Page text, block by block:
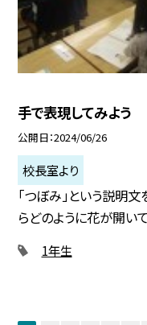
手で表現してみよう
公開日 2024/06/26
校長室より
「つぼみ」という説明
らどのように花が開い
1年生